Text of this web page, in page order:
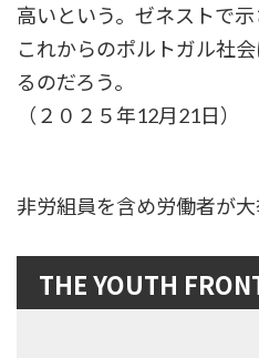
高いという。ゼネストで示
これからのポルトガル社
るのだろう。
（２０２５年12月21日）
非労組員を含め労働者が
THE YOUTH